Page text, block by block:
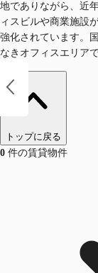
地でありながら、近
ィスビルや商業施設
強化されています。
なきオフィスエリアで
トップに戻る
0 件の賃貸物件